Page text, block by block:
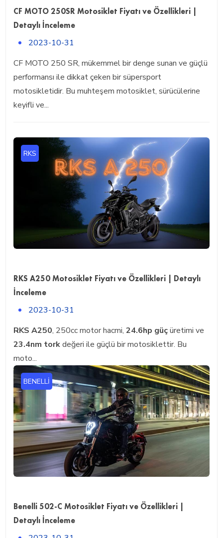
CF MOTO 250SR Motosiklet Fiyatı ve Özellikleri |
Detaylı İnceleme
2023-10-31
CF MOTO 250 SR, mükemmel bir denge sunan ve güçlü
performansı ile dikkat çeken bir süpersport
motosikletidir. Bu muhteşem motosiklet, sürücülerine
keyifli ve...
RKS
RKS A250 Motosiklet Fiyatı ve Özellikleri | Detaylı
İnceleme
2023-10-31
RKS A250, 250cc motor hacmi,24.6hp güçüretimi ve
23.4nm torkdeğeri ile güçlü bir motosiklettir. Bu
moto...
BENELLI
Benelli 502-C Motosiklet Fiyatı ve Özellikleri |
Detaylı İnceleme